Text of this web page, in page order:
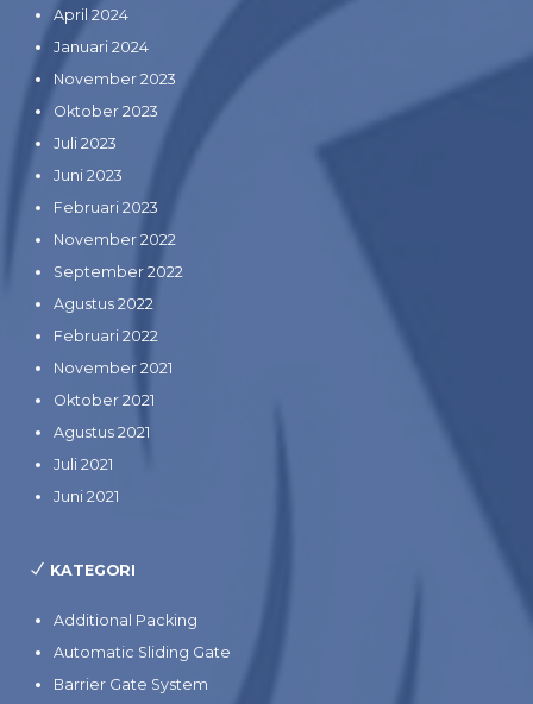
April 2024
Januari 2024
November 2023
Oktober 2023
Juli 2023
Juni 2023
Februari 2023
November 2022
September 2022
Agustus 2022
Februari 2022
November 2021
Oktober 2021
Agustus 2021
Juli 2021
Juni 2021
KATEGORI
Additional Packing
Automatic Sliding Gate
Barrier Gate System